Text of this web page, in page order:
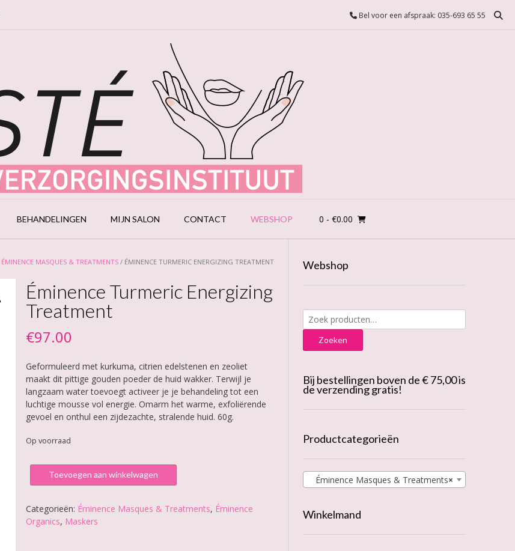
Bel voor een afspraak: 035-693 65 55
BEHANDELINGEN MIJN SALON CONTACT WEBSHOP 0 - €0.00
ÉMINENCE MASQUES & TREATMENTS / ÉMINENCE TURMERIC ENERGIZING TREATMENT
Éminence Turmeric Energizing
Treatment
€97.00
Geformuleerd met kurkuma, citrien edelstenen en zeoliet
maakt dit pittige gouden poeder de huid wakker. Terwijl je
langzaam water toevoegt activeer je je behandeling tot een
luchtige mousse vol energie. Omarm het warme, exfoliërende
gevoel en onthul een zijdezachte, stralende huid. 60g.
Op voorraad
Éminence
Turmeric
Treatment
aantal
Toevoegen aan winkelwagen
Categorieën: Éminence Masques & Treatments, Éminence
Organics, Maskers
Webshop
Zoeken
naar:
Zoeken
Bij bestellingen boven de € 75,00 is
de verzending gratis!
Productcategorieën
×
Éminence Masques & Treatments
Winkelmand